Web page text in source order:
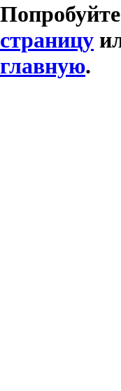
Попробуйте
страницу
главную.